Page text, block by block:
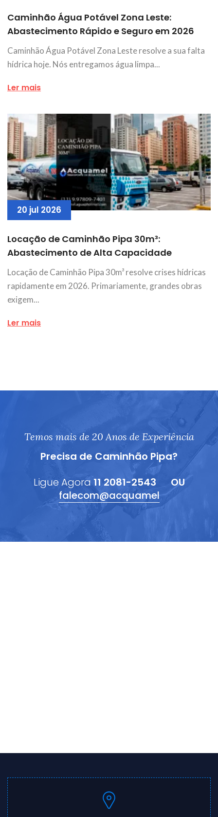
Caminhão Água Potável Zona Leste:
Abastecimento Rápido e Seguro em 2026
Caminhão Água Potável Zona Leste resolve a sua falta
hídrica hoje. Nós entregamos água limpa...
Ler mais
20 jul 2026
Locação de Caminhão Pipa 30m³:
Abastecimento de Alta Capacidade
Locação de Caminhão Pipa 30m³ resolve crises hídricas
rapidamente em 2026. Primariamente, grandes obras
exigem...
Ler mais
Temos mais de 20 Anos de Experiência
Precisa de Caminhão Pipa?
Ligue Agora 11 2081-2543
OU
falecom@acquamel